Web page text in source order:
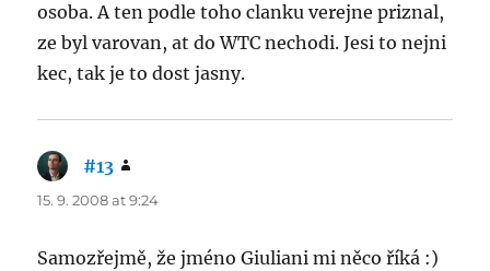
osoba. A ten podle toho clanku verejne priznal,
ze byl varovan, at do WTC nechodi. Jesi to nejni
kec, tak je to dost jasny.
#13
15. 9. 2008 at 9:24
Samozřejmě, že jméno Giuliani mi něco říká :)